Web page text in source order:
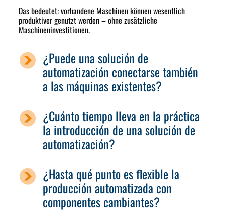
Das bedeutet: vorhandene Maschinen können wesentlich
produktiver genutzt werden – ohne zusätzliche
Maschineninvestitionen.
¿Puede una solución de
automatización conectarse también
a las máquinas existentes?
¿Cuánto tiempo lleva en la práctica
la introducción de una solución de
automatización?
¿Hasta qué punto es flexible la
producción automatizada con
componentes cambiantes?